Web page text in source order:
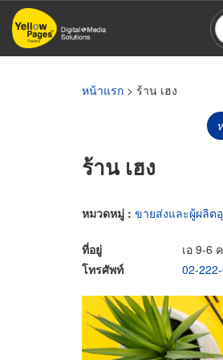
ข้าม
ไป
หน้าแรก > ร้าน เฮง
ร้าน เฮง
หมวดหมู่ : ขายส่งและผู้ผลิต
ที่อยู่
เอ 9-6
โทรศัพท์
02-